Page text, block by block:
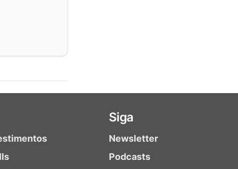
Siga
Newsletter
Podcasts